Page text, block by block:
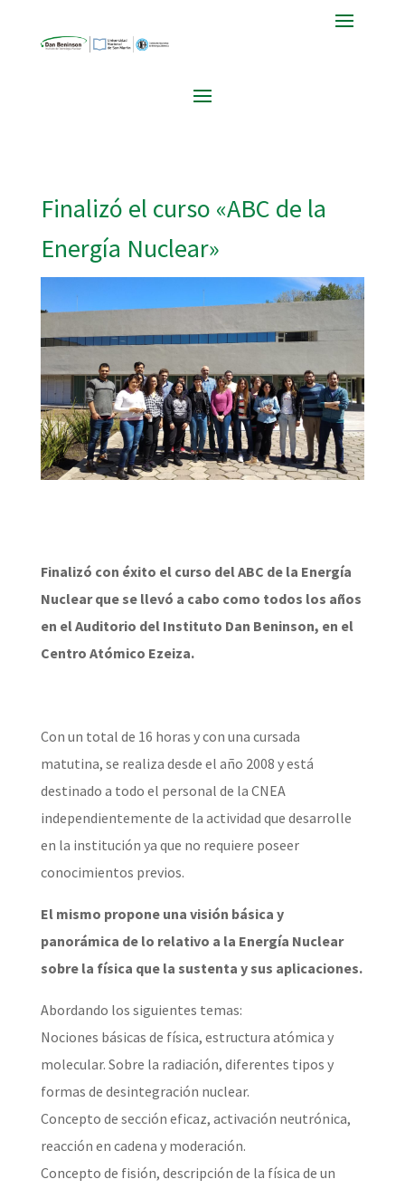
Finalizó el curso «ABC de la
Energía Nuclear»
Finalizó con éxito el curso del ABC de la Energía
Nuclear que se llevó a cabo como todos los años
en el Auditorio del Instituto Dan Beninson, en el
Centro Atómico Ezeiza.
Con un total de 16 horas y con una cursada
matutina, se realiza desde el año 2008 y está
destinado a todo el personal de la CNEA
independientemente de la actividad que desarrolle
en la institución ya que no requiere poseer
conocimientos previos.
El mismo propone una visión básica y
panorámica de lo relativo a la Energía Nuclear
sobre la física que la sustenta y sus aplicaciones.
Abordando los siguientes temas:
Nociones básicas de física, estructura atómica y
molecular. Sobre la radiación, diferentes tipos y
formas de desintegración nuclear.
Concepto de sección eficaz, activación neutrónica,
reacción en cadena y moderación.
Concepto de fisión, descripción de la física de un